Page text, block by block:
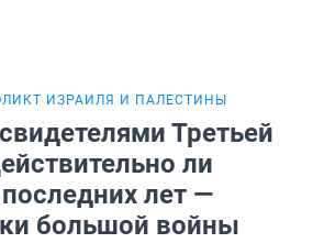
ИЗРАИЛЯ И ПАЛЕСТИНЫ
Третьей
ли
лет —
большой войны